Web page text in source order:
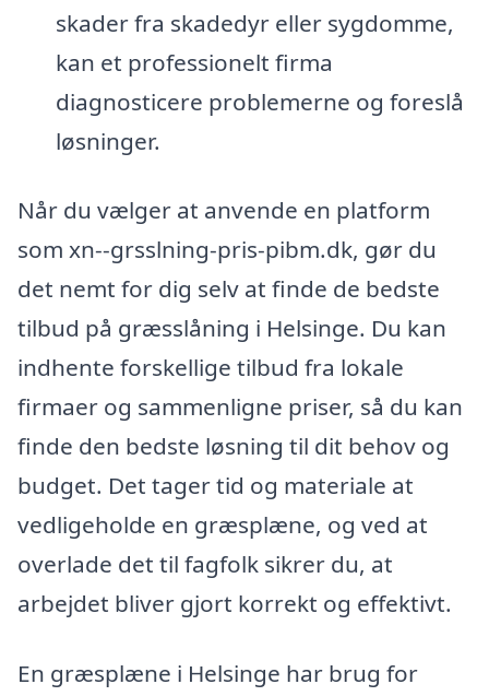
skader fra skadedyr eller sygdomme,
kan et professionelt firma
diagnosticere problemerne og foreslå
løsninger.
Når du vælger at anvende en platform
som xn--grsslning-pris-pibm.dk, gør du
det nemt for dig selv at finde de bedste
tilbud på græsslåning i Helsinge. Du kan
indhente forskellige tilbud fra lokale
firmaer og sammenligne priser, så du kan
finde den bedste løsning til dit behov og
budget. Det tager tid og materiale at
vedligeholde en græsplæne, og ved at
overlade det til fagfolk sikrer du, at
arbejdet bliver gjort korrekt og effektivt.
En græsplæne i Helsinge har brug for